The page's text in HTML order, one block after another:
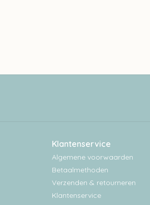
Klantenservice
Algemene voorwaarden
Betaalmethoden
Verzenden & retourneren
Klantenservice